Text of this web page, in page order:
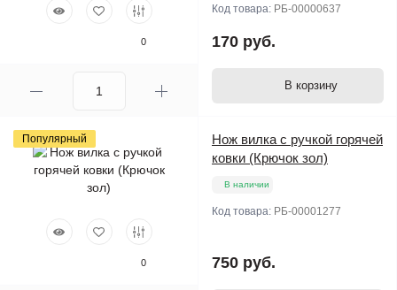
0
Код товара: РБ-00000637
170 руб.
В корзину
Популярный
0
Нож вилка с ручкой горячей
ковки (Крючок зол)
В наличии
Код товара: РБ-00001277
750 руб.